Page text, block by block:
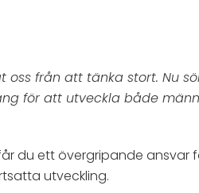
från att tänka stort. Nu
för att utveckla både
du ett övergripande
utveckling.